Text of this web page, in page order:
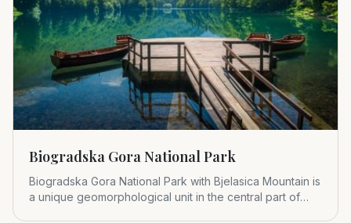
Biogradska Gora National Park
Biogradska Gora National Park with Bjelasica Mountain is
a unique geomorphological unit in the central part of